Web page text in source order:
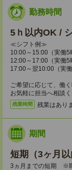
勤務時間
5ｈ以内OK /
≪シフト例≫
10:00～15:00（実働5
12:00～17:00（実働5
17:00～翌10:00（実
ご希望に応じて、働
お気軽に担当へ相談く
残業時間 残業はあり
期間
短期（3ヶ月以
3ヵ月までの短期 ※